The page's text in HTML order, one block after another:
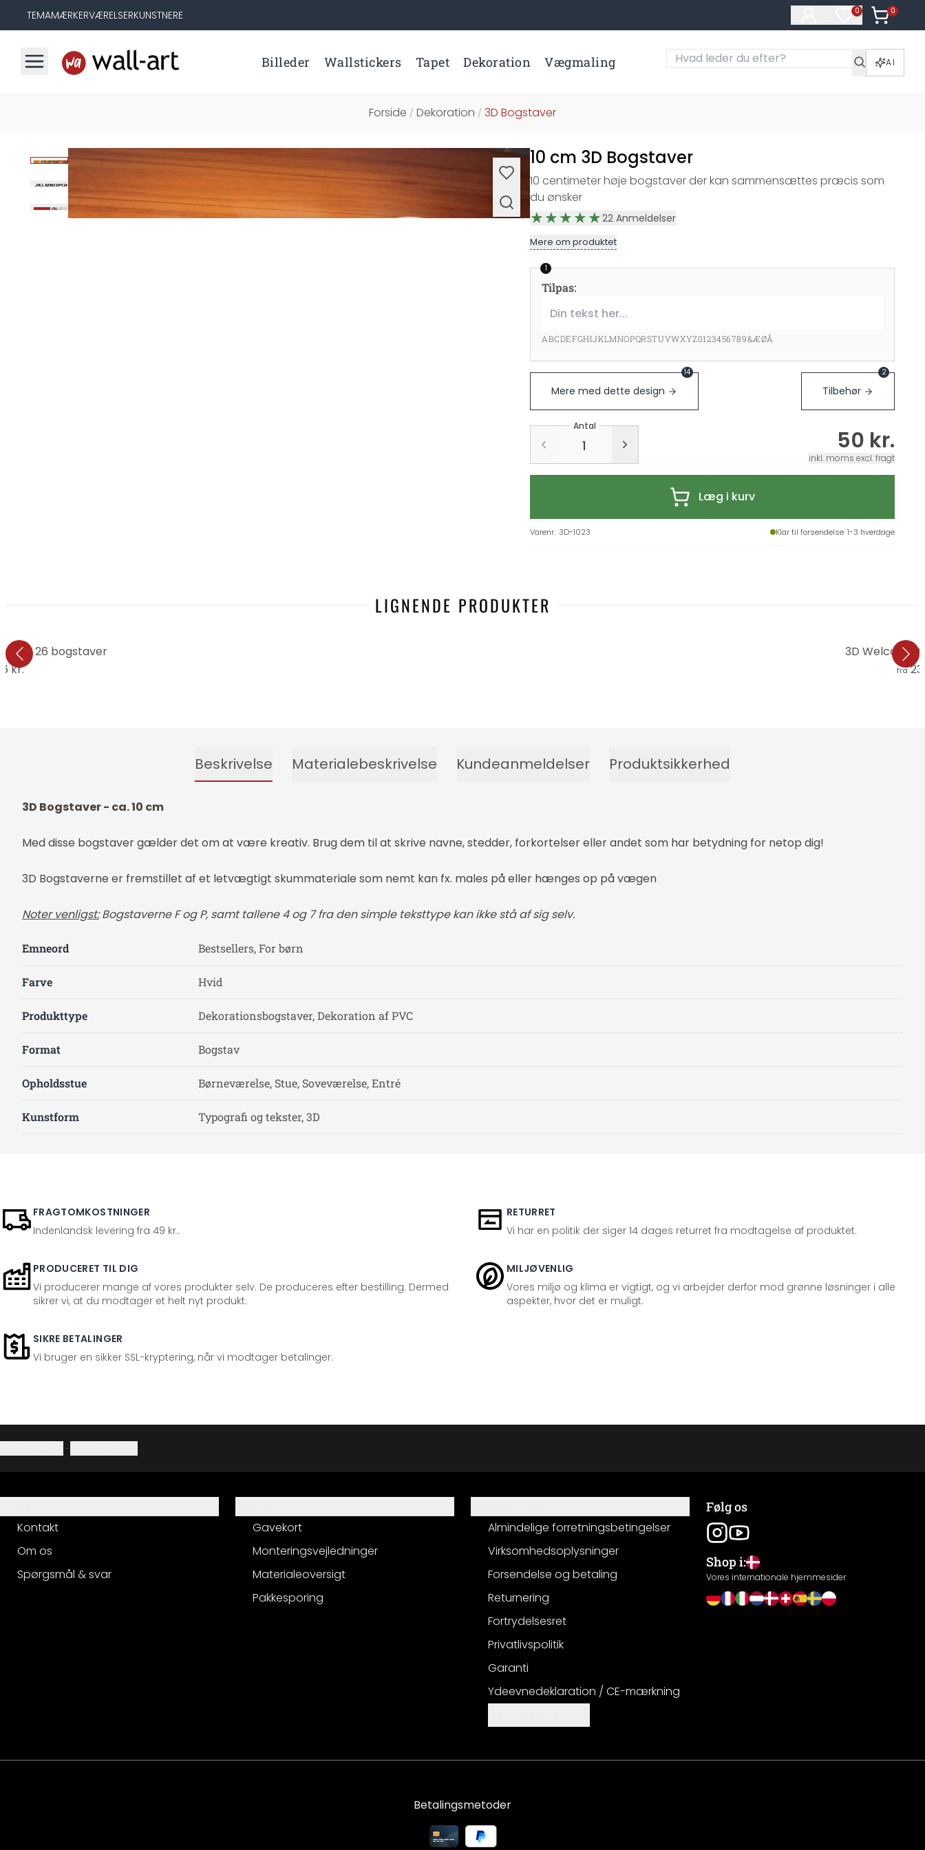
TEMAMÆRKERVÆRELSERKUNSTNERE 0
Varer på
0
Varer i
Billeder Wallstickers Tapet Dekoration Vægmaling AI
Forside / Dekoration / 3D Bogstaver
10 cm 3D Bogstaver
10 centimeter høje bogstaver der kan sammensættes præcis som
du ønsker
22 Anmeldelser
Mere om produktet
1
Tilpas:
ABCDEFGHIJKLMNOPQRSTUVWXYZ0123456789&ÆØÅ
Mere med dette design
14
Tilbehør
2
Antal
50 kr.
inkl. moms excl. fragt
Læg i kurv
Varenr.: 3D-1023 Klar til forsendelse: 1-3 hverdage
LIGNENDE PRODUKTER
- 26 bogstaver
kr.
3D Welcome
fra
Beskrivelse Materialebeskrivelse Kundeanmeldelser Produktsikkerhed
3D Bogstaver - ca. 10 cm
Med disse bogstaver gælder det om at være kreativ. Brug dem til at skrive navne, stedder, forkortelser eller andet som har betydning for netop dig!
3D Bogstaverne er fremstillet af et letvægtigt skummateriale som nemt kan fx. males på eller hænges op på vægen
Noter venligst:Bogstaverne F og P, samt tallene 4 og 7 fra den simple teksttype kan ikke stå af sig selv.
Emneord Bestsellers, For børn
Farve Hvid
Produkttype Dekorationsbogstaver, Dekoration af PVC
Format Bogstav
Opholdsstue Børneværelse, Stue, Soveværelse, Entré
Kunstform Typografi og tekster, 3D
FRAGTOMKOSTNINGER
Indenlandsk levering fra 49 kr..
RETURRET
Vi har en politik der siger 14 dages returret fra modtagelse af produktet.
PRODUCERET TIL DIG
Vi producerer mange af vores produkter selv. De produceres efter bestilling. Dermed
sikrer vi, at du modtager et helt nyt produkt.
MILJØVENLIG
Vores miljø og klima er vigtigt, og vi arbejder derfor mod grønne løsninger i alle
aspekter, hvor det er muligt.
SIKRE BETALINGER
Vi bruger en sikker SSL-kryptering, når vi modtager betalinger.
·
Kontakt
Om os
Spørgsmål & svar
Gavekort
Monteringsvejledninger
Materialeoversigt
Pakkesporing
Almindelige forretningsbetingelser
Virksomhedsoplysninger
Forsendelse og betaling
Returnering
Fortrydelsesret
Privatlivspolitik
Garanti
Ydeevnedeklaration / CE-mærkning
Følg os
Shop i:
Vores internationale hjemmesider
Betalingsmetoder